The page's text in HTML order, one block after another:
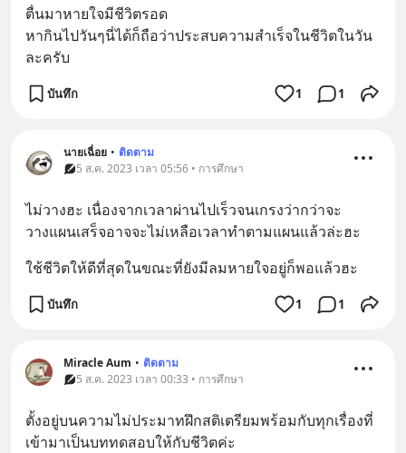
ตื่นมาหายใจมีชีวิตรอด
หากินไปวันๆนี่ได้ก็ถือว่าประสบความสำเร็จในชีวิตในวัน
ละครับ
บันทึก 1 1
นายเฉื่อย • ติดตาม
5 ส.ค. 2023 เวลา 05:56 • การศึกษา
ไม่วางฮะ เนื่องจากเวลาผ่านไปเร็วจนเกรงว่ากว่าจะ
วางแผนเสร็จอาจจะไม่เหลือเวลาทำตามแผนแล้วล่ะฮะ
ใช้ชีวิตให้ดีที่สุดในขณะที่ยังมีลมหายใจอยู่ก็พอแล้วฮะ
บันทึก 1 1
Miracle Aum • ติดตาม
5 ส.ค. 2023 เวลา 00:33 • การศึกษา
ตั้งอยู่บนความไม่ประมาทฝึกสติเตรียมพร้อมกับทุกเรื่องที่
เข้ามาเป็นบททดสอบให้กับชีวิตค่ะ